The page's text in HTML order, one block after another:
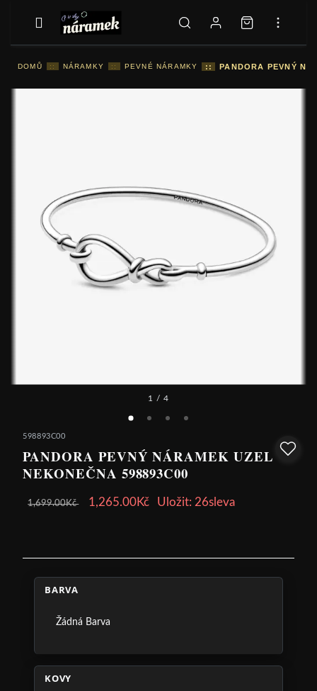
DOMŮ :: NÁRAMKY :: PEVNÉ NÁRAMKY :: PANDORA PEVNÝ
1 / 4
598893C00
PANDORA PEVNÝ NÁRAMEK UZEL
NEKONEČNA 598893C00
1,699.00Kč 1,265.00Kč Uložit: 26sleva
BARVA
Žádná Barva
KOVY